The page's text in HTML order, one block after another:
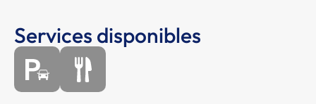
Services disponibles